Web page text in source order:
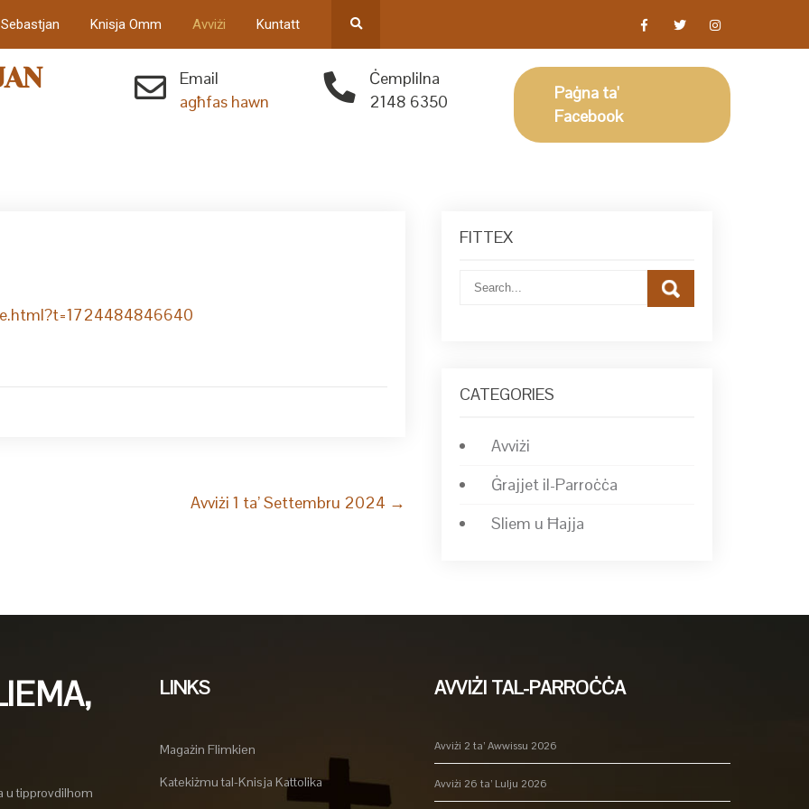
Knisja Omm Avviżi Kuntatt
Email
agħfas hawn
Ċemplilna
2148 6350
Paġna ta'
Facebook
Avviżi 1 ta’ Settembru 2024 →
FITTEX
CATEGORIES
Avviżi
Ġrajjet il-Parroċċa
Sliem u Ħajja
u tipprovdilhom
LINKS
Magażin Flimkien
Katekiżmu tal-Knisja Kattolika
AVVIŻI TAL-PARROĊĊA
Avviżi 2 ta’ Awwissu 2026
Avviżi 26 ta’ Lulju 2026